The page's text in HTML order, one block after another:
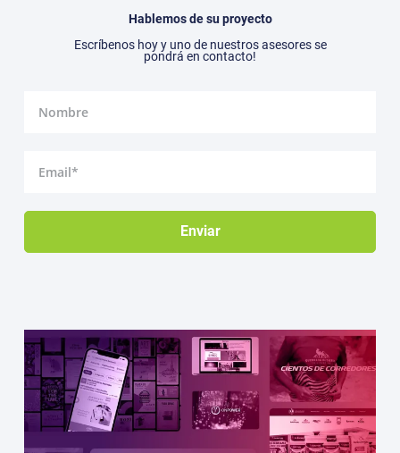
Hablemos de su proyecto
Escríbenos hoy y uno de nuestros asesores se
pondrá en contacto!
Enviar